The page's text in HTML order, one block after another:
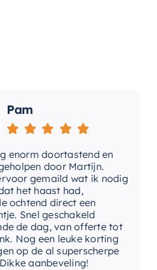
doortastend en
door Martijn.
gemaild wat ik nodig
haast had,
direct een
geschakeld
dag, van offerte tot
een leuke korting
de al superscherpe
aanbeveling!